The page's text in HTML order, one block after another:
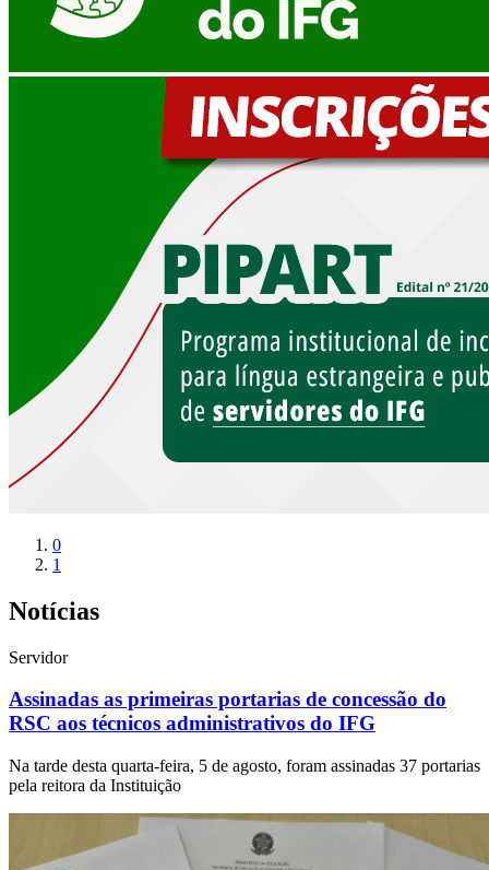
0
1
Notícias
Servidor
Assinadas as primeiras portarias de concessão do
RSC aos técnicos administrativos do IFG
Na tarde desta quarta-feira, 5 de agosto, foram assinadas 37 portarias
pela reitora da Instituição